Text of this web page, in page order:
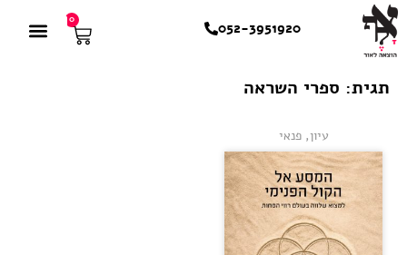
052-3951920
0
תגית: ספרי השראה
עיון,פנאי